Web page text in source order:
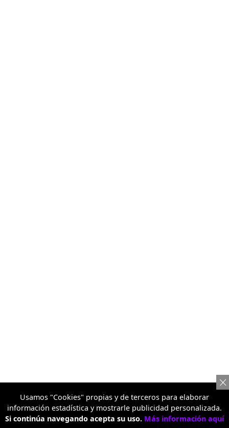
Usamos "Cookies" propias y de terceros para elaborar
información estadística y mostrarle publicidad personalizada.
Si continúa navegando acepta su uso. Más información aquí